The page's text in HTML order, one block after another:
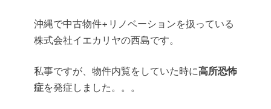
沖縄で中古物件+リノベーションを扱っている
株式会社イエカリヤの西島です。
私事ですが、物件内覧をしていた時に高所恐怖
症を発症しました。。。